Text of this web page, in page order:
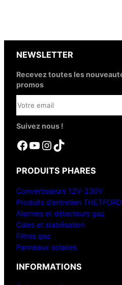
NEWSLETTER
Recevez toutes les
promos
Suivez nous !
Facebook YouTube InstagramTikTok
PRODUITS PHARES
Convertisseurs 12V-230V
Produits d’entretien THETFORD
Alarmes et détecteurs gaz
Cales et stabilisation
Filtres gaz
Panneaux solaires
INFORMATIONS